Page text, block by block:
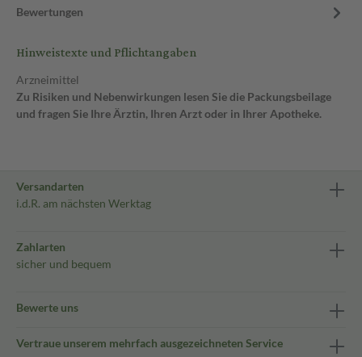
Bewertungen
Hinweistexte und Pflichtangaben
Arzneimittel
Zu Risiken und Nebenwirkungen lesen Sie die Packungsbeilage
und fragen Sie Ihre Ärztin, Ihren Arzt oder in Ihrer Apotheke.
Versandarten
i.d.R. am nächsten Werktag
Zahlarten
sicher und bequem
Bewerte uns
Vertraue unserem mehrfach ausgezeichneten Service